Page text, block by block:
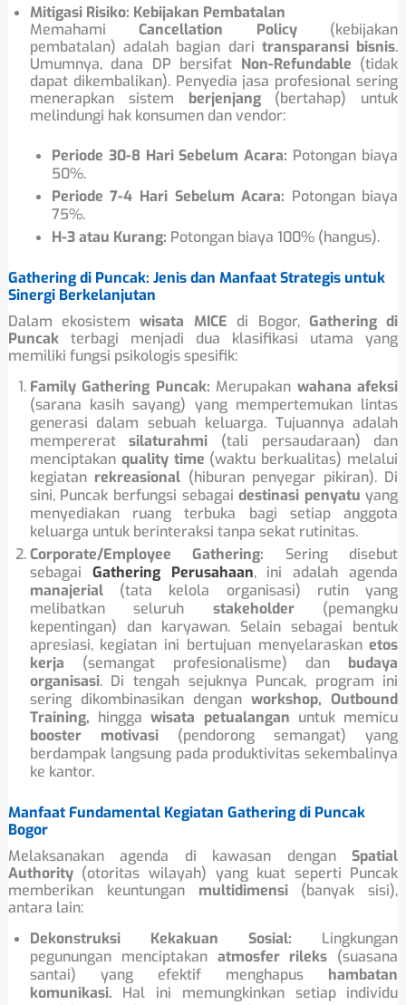
Mitigasi Risiko: Kebijakan Pembatalan
MemahamiCancellation Policy(kebijakan
pembatalan) adalah bagian daritransparansi bisnis.
Umumnya, dana DP bersifat Non-Refundable (tidak
dapat dikembalikan). Penyedia jasa profesional sering
menerapkan sistem berjenjang(bertahap) untuk
melindungi hak konsumen dan vendor:
Periode 30-8 Hari Sebelum Acara: Potongan biaya
50%.
Periode 7-4 Hari Sebelum Acara: Potongan biaya
75%.
H-3 atau Kurang: Potongan biaya 100% (hangus).
Gathering di Puncak: Jenis dan Manfaat Strategis untuk
Sinergi Berkelanjutan
Dalam ekosistemwisata MICE di Bogor,Gathering di
Puncakterbagi menjadi dua klasifikasi utama yang
memiliki fungsi psikologis spesifik:
Family Gathering Puncak: Merupakan wahana afeksi
(sarana kasih sayang) yang mempertemukan lintas
generasi dalam sebuah keluarga. Tujuannya adalah
mempereratsilaturahmi (tali persaudaraan) dan
menciptakan quality time (waktu berkualitas) melalui
kegiatan rekreasional (hiburan penyegar pikiran). Di
sini, Puncak berfungsi sebagaidestinasi penyatu yang
menyediakan ruang terbuka bagi setiap anggota
keluarga untuk berinteraksi tanpa sekat rutinitas.
Corporate/Employee Gathering: Sering disebut
sebagai Gathering Perusahaan, ini adalah agenda
manajerial(tata kelola organisasi) rutin yang
melibatkan seluruh stakeholder(pemangku
kepentingan) dan karyawan. Selain sebagai bentuk
apresiasi, kegiatan ini bertujuan menyelaraskanetos
kerja (semangat profesionalisme) dan budaya
organisasi. Di tengah sejuknya Puncak, program ini
sering dikombinasikan denganworkshop, Outbound
Training, hinggawisata petualangan untuk memicu
booster motivasi(pendorong semangat) yang
berdampak langsung pada produktivitas sekembalinya
ke kantor.
Manfaat Fundamental Kegiatan Gathering di Puncak
Bogor
Melaksanakan agenda di kawasan denganSpatial
Authority(otoritas wilayah) yang kuat seperti Puncak
memberikan keuntungan multidimensi(banyak sisi),
antara lain:
Dekonstruksi Kekakuan Sosial: Lingkungan
pegunungan menciptakan atmosfer rileks (suasana
santai) yang efektif menghapus hambatan
komunikasi. Hal ini memungkinkan setiap individu